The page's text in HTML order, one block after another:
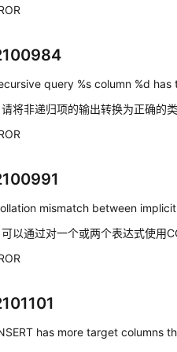
query %s column %d
请将非递归项的输出转换为正确的类
mismatch between implicit
可以通过对一个或两个表达式使用
has more target columns